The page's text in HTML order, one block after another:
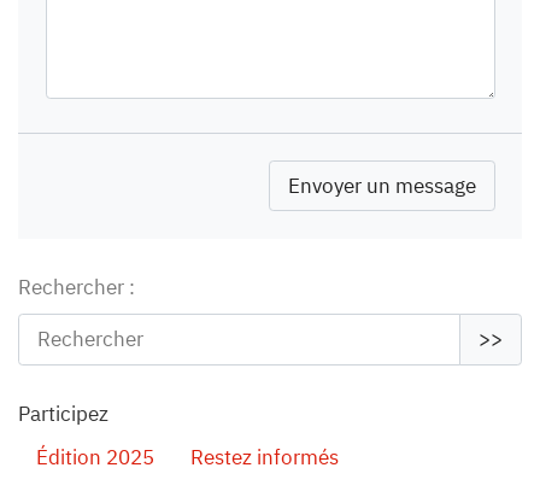
Rechercher :
>>
Participez
Édition 2025
Restez informés